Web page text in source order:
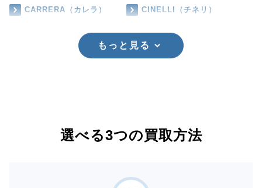
CARRERA（カレラ） CINELLI（チネリ）
もっと見る
選べる3つの買取方法